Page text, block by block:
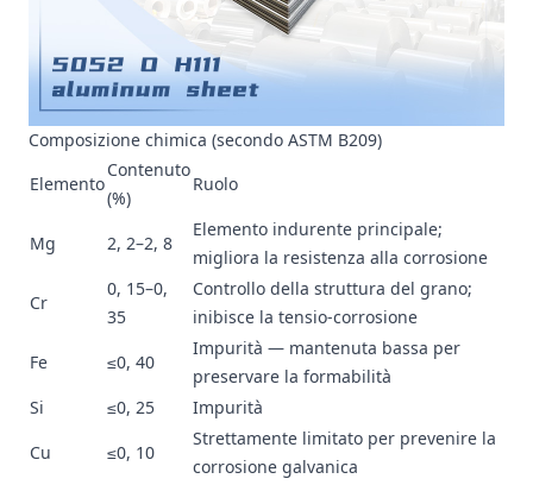
Composizione chimica (secondo ASTM B209)
Elemento
Contenuto
(%)
Ruolo
Mg 2, 2–2, 8
Elemento indurente principale;
migliora la resistenza alla corrosione
Cr
0, 15–0,
35
Controllo della struttura del grano;
inibisce la tensio-corrosione
Fe
≤0, 40
Impurità — mantenuta bassa per
preservare la formabilità
Si
≤0, 25
Impurità
Cu
≤0, 10
Strettamente limitato per prevenire la
corrosione galvanica